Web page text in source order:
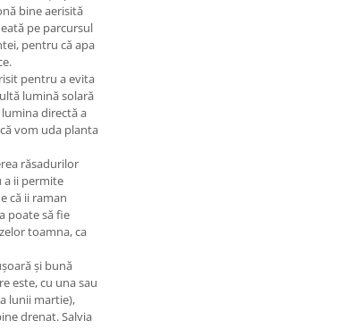
bine aerisită
pe parcursul
pentru că apa
pentru a evita
lumină solară
directă a
vom uda planta
răsadurilor
a ii permite
că ii raman
poate să fie
toamna, ca
și bună
este, cu una sau
lunii martie),
drenat. Salvia